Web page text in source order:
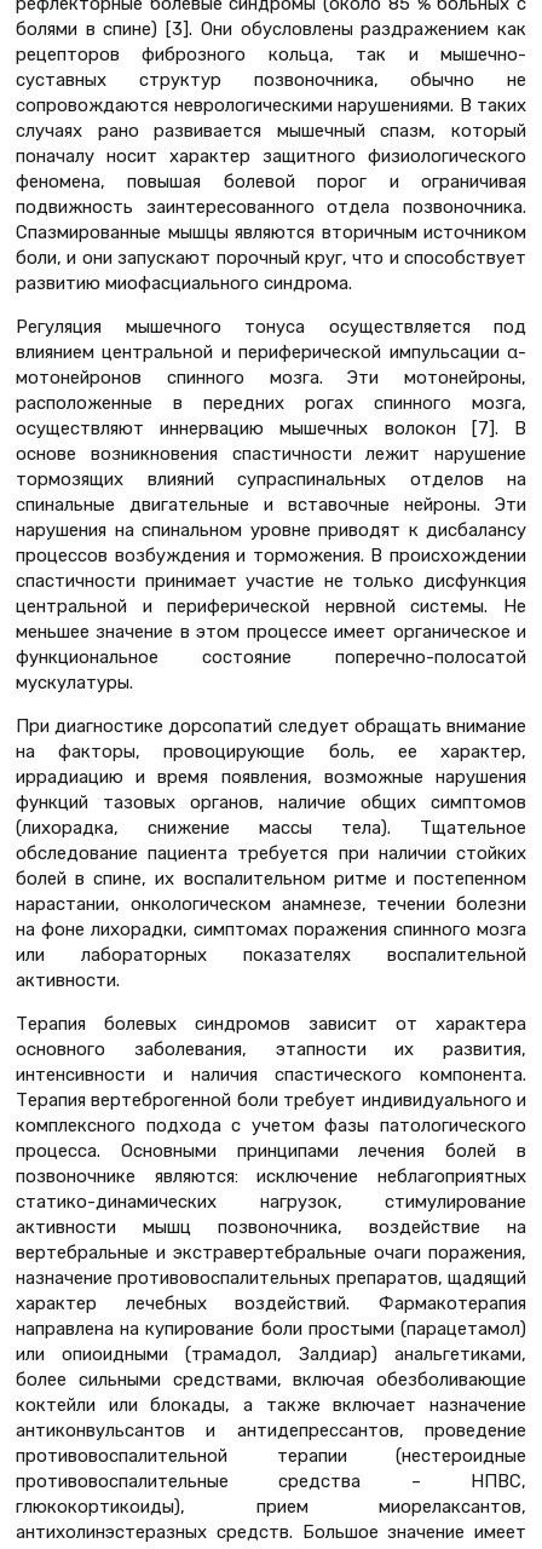
болями в спине) [3]. Они обусловлены раздражением как
рецепторов фиброзного кольца, так и мышечно-
суставных структур позвоночника, обычно не
сопровождаются неврологическими нарушениями. В таких
случаях рано развивается мышечный спазм, который
поначалу носит характер защитного физиологического
феномена, повышая болевой порог и ограничивая
подвижность заинтересованного отдела позвоночника.
Спазмированные мышцы являются вторичным источником
боли, и они запускают порочный круг, что и способствует
развитию миофасциального синдрома.
Регуляция мышечного тонуса осуществляется под
влиянием центральной и периферической импульсации α-
мотонейронов спинного мозга. Эти мотонейроны,
расположенные в передних рогах спинного мозга,
осуществляют иннервацию мышечных волокон [7]. В
основе возникновения спастичности лежит нарушение
тормозящих влияний супраспинальных отделов на
спинальные двигательные и вставочные нейроны. Эти
нарушения на спинальном уровне приводят к дисбалансу
процессов возбуждения и торможения. В происхождении
спастичности принимает участие не только дисфункция
центральной и периферической нервной системы. Не
меньшее значение в этом процессе имеет органическое и
функциональное состояние поперечно-полосатой
мускулатуры.
При диагностике дорсопатий следует обращать внимание
на факторы, провоцирующие боль, ее характер,
иррадиацию и время появления, возможные нарушения
функций тазовых органов, наличие общих симптомов
(лихорадка, снижение массы тела). Тщательное
обследование пациента требуется при наличии стойких
болей в спине, их воспалительном ритме и постепенном
нарастании, онкологическом анамнезе, течении болезни
на фоне лихорадки, симптомах поражения спинного мозга
или лабораторных показателях воспалительной
активности.
Терапия болевых синдромов зависит от характера
основного заболевания, этапности их развития,
интенсивности и наличия спастического компонента.
Терапия вертеброгенной боли требует индивидуального и
комплексного подхода с учетом фазы патологического
процесса. Основными принципами лечения болей в
позвоночнике являются: исключение неблагоприятных
статико-динамических нагрузок, стимулирование
активности мышц позвоночника, воздействие на
вертебральные и экстравертебральные очаги поражения,
назначение противовоспалительных препаратов, щадящий
характер лечебных воздействий. Фармакотерапия
направлена на купирование боли простыми (парацетамол)
или опиоидными (трамадол, Залдиар) анальгетиками,
более сильными средствами, включая обезболивающие
коктейли или блокады, а также включает назначение
антиконвульсантов и антидепрессантов, проведение
противовоспалительной терапии (нестероидные
противовоспалительные средства – НПВС,
глюкокортикоиды), прием миорелаксантов,
антихолинэстеразных средств. Большое значение имеет